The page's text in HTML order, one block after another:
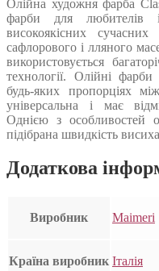
Олійна художня фарба
фарби для любителів і
високоякісних
сафлорового і лляного
використовується
технології. Олійні
будь-яких пропорціях
універсальна і має
Однією з особливостей
підібрана швидкість
Додаткова
Виробник Maimeri
Країна виробник Італія